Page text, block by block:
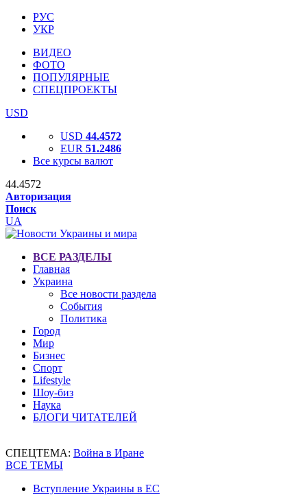
РУС
УКР
ВИДЕО
ФОТО
ПОПУЛЯРНЫЕ
СПЕЦПРОЕКТЫ
USD
USD 44.4572
EUR 51.2486
Все курсы валют
44.4572
Авторизация
Поиск
UA
ВСЕ РАЗДЕЛЫ
Главная
Украина
Все новости раздела
События
Политика
Город
Мир
Бизнес
Спорт
Lifestyle
Шоу-биз
Наука
БЛОГИ ЧИТАТЕЛЕЙ
СПЕЦТЕМА: Война в Иране
ВСЕ ТЕМЫ
Вступление Украины в ЕС